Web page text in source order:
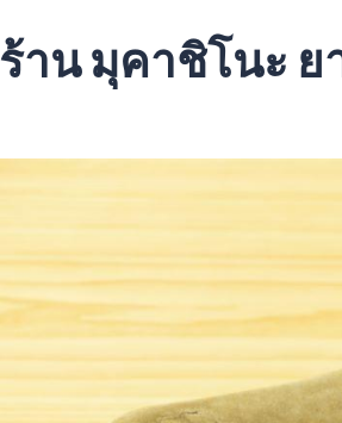
ร้าน มุคาชิโนะ ย